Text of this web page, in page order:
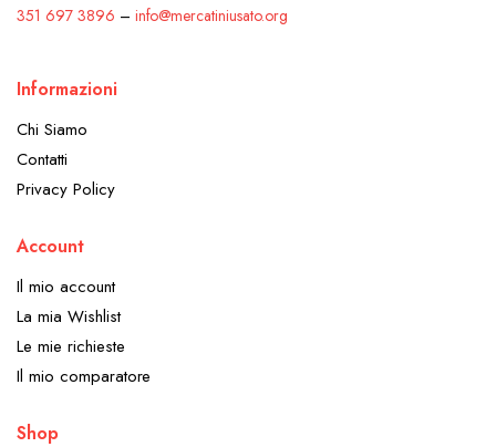
351 697 3896 – info@mercatiniusato.org
Informazioni
Chi Siamo
Contatti
Privacy Policy
Account
Il mio account
La mia Wishlist
Le mie richieste
Il mio comparatore
Shop